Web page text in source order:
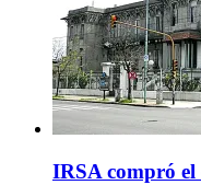
IRSA compró